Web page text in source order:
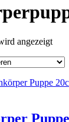
angezeigt